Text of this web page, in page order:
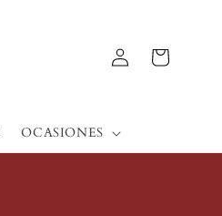
OCASIONES
Iniciar
sesión
Carrito